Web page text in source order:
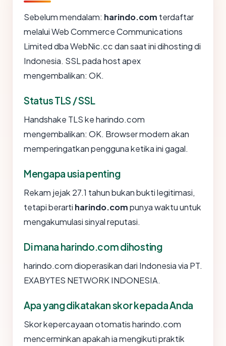
Sebelum mendalam: harindo.com terdaftar
melalui Web Commerce Communications
Limited dba WebNic.cc dan saat ini dihosting di
Indonesia. SSL pada host apex
mengembalikan: OK.
Status TLS / SSL
Handshake TLS ke harindo.com
mengembalikan: OK. Browser modern akan
memperingatkan pengguna ketika ini gagal.
Mengapa usia penting
Rekam jejak 27.1 tahun bukan bukti legitimasi,
tetapi berarti harindo.compunya waktu untuk
mengakumulasi sinyal reputasi.
Di mana harindo.com dihosting
harindo.com dioperasikan dari Indonesia via PT.
EXABYTES NETWORK INDONESIA.
Apa yang dikatakan skor kepada Anda
Skor kepercayaan otomatis harindo.com
mencerminkan apakah ia mengikuti praktik